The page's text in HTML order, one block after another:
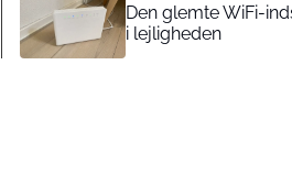
Den glemte WiFi-
i lejligheden